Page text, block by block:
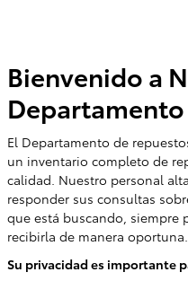
Bienvenido a
Departamento
El Departamento de
un inventario completo de
calidad. Nuestro personal
responder sus consultas
que está buscando, siempre
recibirla de manera oportuna.
Su privacidad es importante